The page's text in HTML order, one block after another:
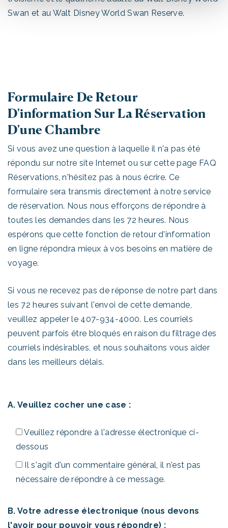
Swan et au Walt Disney World Swan Reserve.
Formulaire De Retour
D'information Sur La Réservation
D'une Chambre
Si vous avez une question à laquelle il n'a pas été
répondu sur notre site Internet ou sur cette page FAQ
Réservations, n'hésitez pas à nous écrire. Ce
formulaire sera transmis directement à notre service
de réservation. Nous nous efforçons de répondre à
toutes les demandes dans les 72 heures. Nous
espérons que cette fonction de retour d'information
en ligne répondra mieux à vos besoins en matière de
voyage.
Si vous ne recevez pas de réponse de notre part dans
les 72 heures suivant l'envoi de cette demande,
veuillez appeler le 407-934-4000. Les courriels
peuvent parfois être bloqués en raison du filtrage des
courriels indésirables, et nous souhaitons vous aider
dans les meilleurs délais.
A. Veuillez cocher une case :
Veuillez répondre à l'adresse électronique ci-
dessous
Il s'agit d'un commentaire général, il n'est pas
nécessaire de répondre à ce message.
B. Votre adresse électronique (nous devons
l'avoir pour pouvoir vous répondre) :